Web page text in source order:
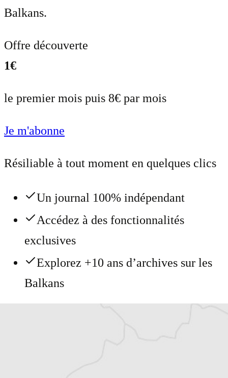
Balkans.
Offre découverte
1€
le premier mois puis 8€ par mois
Je m'abonne
Résiliable à tout moment en quelques clics
Un journal 100% indépendant
Accédez à des fonctionnalités
exclusives
Explorez +10 ans d’archives sur les
Balkans